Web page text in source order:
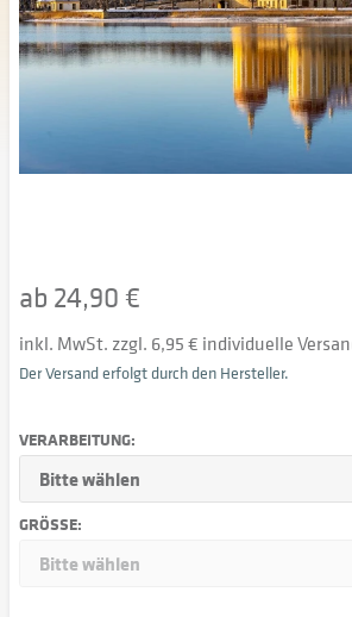
ab 24,90 €
inkl. MwSt. zzgl. 6,95 € individuelle
Der Versand erfolgt durch den Hersteller.
VERARBEITUNG:
GRÖSSE: